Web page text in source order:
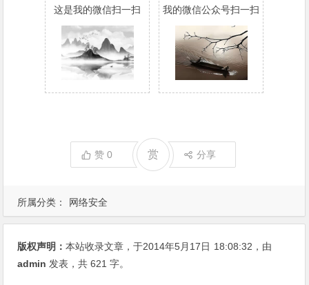
所属分类： 网络安全
这是我的微信扫一扫
我的微信公众号扫一扫
赞0 赏 分享
版权声明：本站收录文章，于2014年5月17日 18:08:32 ，由
admin 发表，共 621 字。